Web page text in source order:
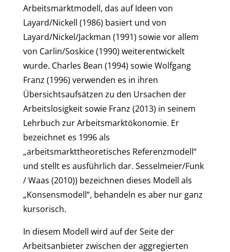
Arbeitsmarktmodell, das auf Ideen von
Layard/Nickell (1986) basiert und von
Layard/Nickel/Jackman (1991) sowie vor allem
von Carlin/Soskice (1990) weiterentwickelt
wurde. Charles Bean (1994) sowie Wolfgang
Franz (1996) verwenden es in ihren
Übersichtsaufsätzen zu den Ursachen der
Arbeitslosigkeit sowie Franz (2013) in seinem
Lehrbuch zur Arbeitsmarktökonomie. Er
bezeichnet es 1996 als
„arbeitsmarkttheoretisches Referenzmodell“
und stellt es ausführlich dar. Sesselmeier/Funk
/ Waas (2010)) bezeichnen dieses Modell als
„Konsensmodell“, behandeln es aber nur ganz
kursorisch.
In diesem Modell wird auf der Seite der
Arbeitsanbieter zwischen der aggregierten